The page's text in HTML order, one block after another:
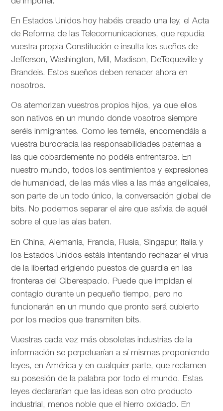
En Estados Unidos hoy habéis creado una ley, el Acta
de Reforma de las Telecomunicaciones, que repudia
vuestra propia Constitución e insulta los sueños de
Jefferson, Washington, Mill, Madison, DeToqueville y
Brandeis. Estos sueños deben renacer ahora en
nosotros.
Os atemorizan vuestros propios hijos, ya que ellos
son nativos en un mundo donde vosotros siempre
seréis inmigrantes. Como les teméis, encomendáis a
vuestra burocracia las responsabilidades paternas a
las que cobardemente no podéis enfrentaros. En
nuestro mundo, todos los sentimientos y expresiones
de humanidad, de las más viles a las más angelicales,
son parte de un todo único, la conversación global de
bits. No podemos separar el aire que asfixia de aquél
sobre el que las alas baten.
En China, Alemania, Francia, Rusia, Singapur, Italia y
los Estados Unidos estáis intentando rechazar el virus
de la libertad erigiendo puestos de guardia en las
fronteras del Ciberespacio. Puede que impidan el
contagio durante un pequeño tiempo, pero no
funcionarán en un mundo que pronto será cubierto
por los medios que transmiten bits.
Vuestras cada vez más obsoletas industrias de la
información se perpetuarían a sí mismas proponiendo
leyes, en América y en cualquier parte, que reclamen
su posesión de la palabra por todo el mundo. Estas
leyes declararían que las ideas son otro producto
industrial, menos noble que el hierro oxidado. En